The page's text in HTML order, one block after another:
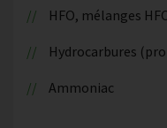
HFO, mélanges
Hydrocarbures
Ammoniac